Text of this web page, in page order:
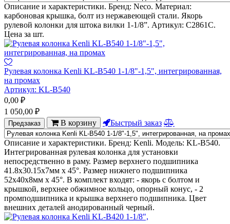
Описание и характеристики. Бренд: Neco. Материал:
карбоновая крышка, болт из нержавеющей стали. Якорь
рулевой колонки для штока вилки 1-1/8”. Артикул: C2861C.
Цена за шт.
Рулевая колонка Kenli KL-B540 1-1/8"-1,5", интегрированная,
на промах
Артикул: KL-B540
0,00 ₽
1 050,00 ₽
Предзаказ В корзину Быстрый заказ
Описание и характеристики. Бренд: Kenli. Модель: KL-B540.
Интегрированная рулевая колонка для установки
непосредственно в раму. Размер верхнего подшипника
41.8х30.15х7мм х 45°. Размер нижнего подшипника
52х40х8мм х 45°. В комплект входят: - якорь с болтом и
крышкой, верхнее обжимное кольцо, опорный конус, - 2
промподшипника и крышка верхнего подшипника. Цвет
внешних деталей анодированный черный.